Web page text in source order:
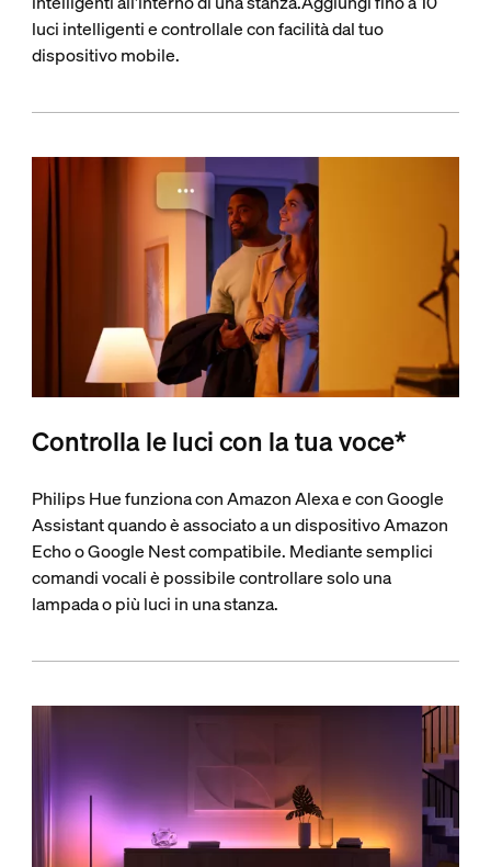
luci intelligenti e controllale con facilità dal tuo
dispositivo mobile.
Controlla le luci con la tua voce*
Philips Hue funziona con Amazon Alexa e con Google
Assistant quando è associato a un dispositivo Amazon
Echo o Google Nest compatibile. Mediante semplici
comandi vocali è possibile controllare solo una
lampada o più luci in una stanza.